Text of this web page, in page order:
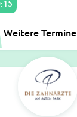
Weitere Termine